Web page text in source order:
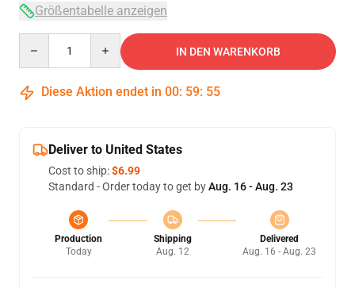
Größentabelle anzeigen
IN DEN WARENKORB
Diese Aktion endet in 00: 59: 54
Deliver to United States
Cost to ship:$6.99
Standard - Order today to get byAug. 16 - Aug. 23
Production
Today
Shipping
Aug. 12
Delivered
Aug. 16 - Aug. 23